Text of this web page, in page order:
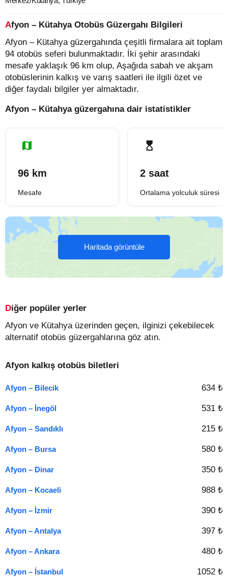
Afyon – Kütahya Otobüs Güzergahı Bilgileri
Afyon – Kütahya güzergahında çeşitli firmalara ait toplam
94 otobüs seferi bulunmaktadır. İki şehir arasındaki
mesafe yaklaşık 96 km olup, Aşağıda sabah ve akşam
otobüslerinin kalkış ve varış saatleri ile ilgili özet ve
diğer faydalı bilgiler yer almaktadır.
Afyon – Kütahya güzergahına dair istatistikler
96 km
Mesafe
2 saat
Ortalama yolculuk süresi
Haritada görüntüle
Diğer popüler yerler
Afyon ve Kütahya üzerinden geçen, ilginizi çekebilecek
alternatif otobüs güzergahlarına göz atın.
Afyon kalkış otobüs biletleri
Afyon – Bilecik 634 ₺
Afyon – İnegöl 531 ₺
Afyon – Sandıklı 215 ₺
Afyon – Bursa 580 ₺
Afyon – Dinar 350 ₺
Afyon – Kocaeli 988 ₺
Afyon – İzmir 390 ₺
Afyon – Antalya 397 ₺
Afyon – Ankara 480 ₺
Afyon – İstanbul 1052 ₺